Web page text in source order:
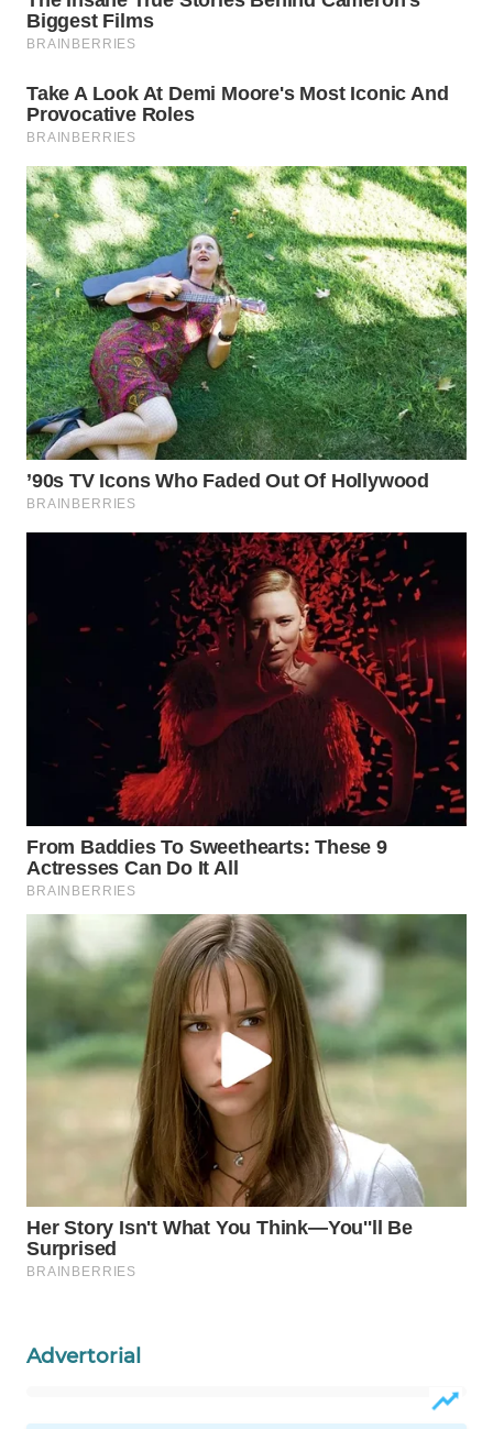
Advertorial
WN
WN
WN
BINTAN
WN
MANDALIKA
WN
LIKUPANG
WN
LABUANBAJO
WN
Wahana
NEWS
TANI
WAHANA
ADVOKAT
WAHANA
INFRASTRUKTUR
WAHANA
KONSUMEN
TRAVEL
WAHANA
WAHANANEWS